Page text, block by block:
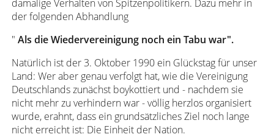
damalige Verhalten von Spitzenpolitikern. Dazu mehr in
der folgenden Abhandlung
" Als die Wiedervereinigung noch ein Tabu war".
Natürlich ist der 3. Oktober 1990 ein Glückstag für unser
Land: Wer aber genau verfolgt hat, wie die Vereinigung
Deutschlands zunächst boykottiert und - nachdem sie
nicht mehr zu verhindern war - völlig herzlos organisiert
wurde, erahnt, dass ein grundsätzliches Ziel noch lange
nicht erreicht ist: Die Einheit der Nation.